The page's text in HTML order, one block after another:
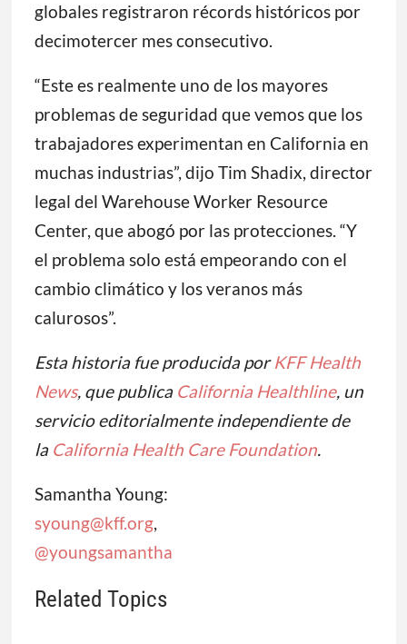
globales registraron récords históricos por
decimotercer mes consecutivo.
“Este es realmente uno de los mayores
problemas de seguridad que vemos que los
trabajadores experimentan en California en
muchas industrias”, dijo Tim Shadix, director
legal del Warehouse Worker Resource
Center, que abogó por las protecciones. “Y
el problema solo está empeorando con el
cambio climático y los veranos más
calurosos”.
Esta historia fue producida porKFF Health
News, que publica California Healthline, un
servicio editorialmente independiente de
la California Health Care Foundation.
Samantha Young:
syoung@kff.org,
@youngsamantha
Related Topics